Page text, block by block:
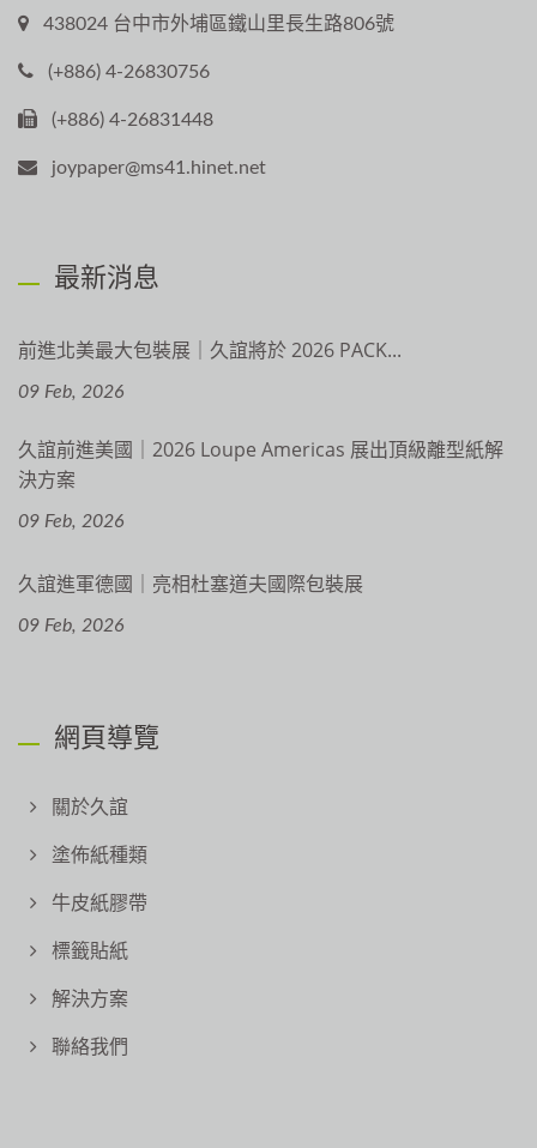
438024 台中市外埔區鐵山里長生路806號
(+886) 4-26830756
(+886) 4-26831448
joypaper@ms41.hinet.net
最新消息
前進北美最大包裝展｜久誼將於 2026 PACK...
09 Feb, 2026
久誼前進美國｜2026 Loupe Americas 展出頂級離型紙解
決方案
09 Feb, 2026
久誼進軍德國｜亮相杜塞道夫國際包裝展
09 Feb, 2026
網頁導覽
關於久誼
塗佈紙種類
牛皮紙膠帶
標籤貼紙
解決方案
聯絡我們